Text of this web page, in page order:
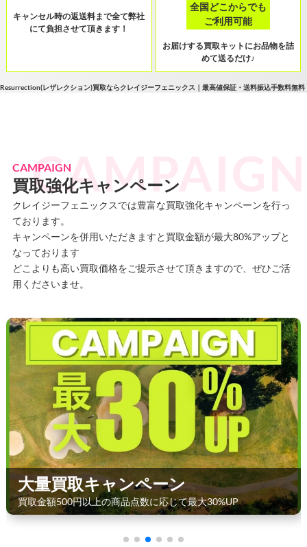
Resurrection(レザレクション)買取ならクレイジーフェニックス｜最高値保証・送料振込手数料無
キャンセル時の返送料まで全て弊社
にて負担させて頂きます！
全国どこからでも
ご利用可能
お届けする買取キットにお品物を詰
めて送るだけ♪
CAMPAIGN
買取強化キャンペーン
クレイジーフェニックスでは豊富な買取強化キャンペーンを行っ
ております。
キャンペーンを併用いただきますと買取金額が最大80%アップと
なっております
どこよりも高い買取価格をご提示させて頂きますので、ぜひご活
用くださいませ。
大量買取キャンペーン
買取金額500円以上の商品点数に応じて最大30%UP